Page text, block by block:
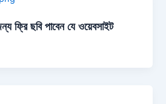
ফ্রি ছবি পাবেন যে ওয়েবসাইট